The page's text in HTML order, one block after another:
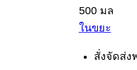
500 มล
ในขยะ
สั่งจัดส่ง